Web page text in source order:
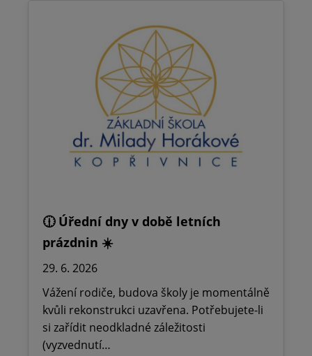
🕧 Úřední dny v době letních
prázdnin ☀️
29. 6. 2026
Vážení rodiče, budova školy je momentálně
kvůli rekonstrukci uzavřena. Potřebujete-li
si zařídit neodkladné záležitosti
(vyzvednutí…